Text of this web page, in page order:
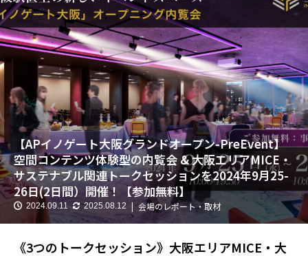
【APイノゲート大阪グランドオープン-PreEvent】
空間コンテンツ体験型の内覧会 & 大阪エリアMICE・
サステナブル関連トークセッションを2024年9月25-
26日(2日間）開催！【参加無料】
2024.09.11 2025.08.12 会場のレポート・取材
《3つのトークセッション》大阪エリアMICE・大